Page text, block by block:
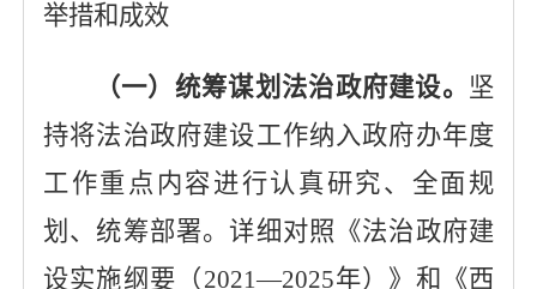
举措和成效
（一） 统筹谋划法治政府建设。 坚
持将法治政府建设工作纳入政府办年度
工作重点内容进行认真研究、全面规
划、统筹部署。详细对照《法治政府建
设实施纲 要（ 2021—2025年）》 和《西